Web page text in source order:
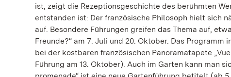
ist, zeigt die Rezeptionsgeschichte des berühmten
entstanden ist: Der französische Philosoph hielt sich
auf. Besondere Führungen greifen das Thema auf,
Freunde?“ am 7. Juli und 20. Oktober. Das
bei der kostbaren französischen Panoramatapete
Führung am 13. Oktober). Auch im Garten kann man